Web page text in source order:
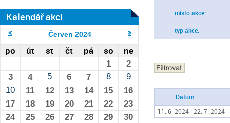
místo akce:
typ akce:
Datum
11. 6. 2024 - 22. 7. 2024
Kalendář akcí
Červen 2024
po út st čt pá so ne
1
2
3
4 5 6 7 8
9
10
11 12 13 14 15
16
17
18 19 20 21 22
23
24
25 26 27 28 29 30